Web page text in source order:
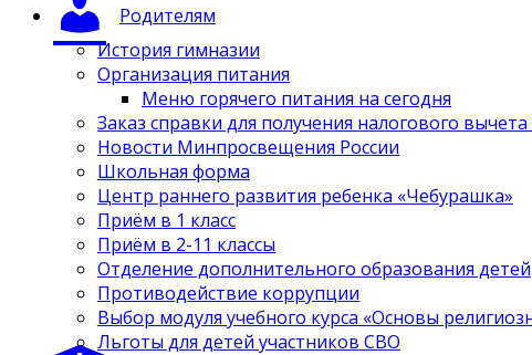
Родителям
История гимназии
Организация питания
Меню горячего питания на сегодня
Заказ справки для получения налогового
Новости Минпросвещения России
Школьная форма
Центр раннего развития ребенка «Чебурашка»
Приём в 1 класс
Приём в 2-11 классы
Отделение дополнительного образования детей
Противодействие коррупции
Выбор модуля учебного курса «Основы
Льготы для детей участников СВО